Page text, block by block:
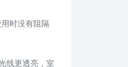
时没有阻隔
线更透亮，室